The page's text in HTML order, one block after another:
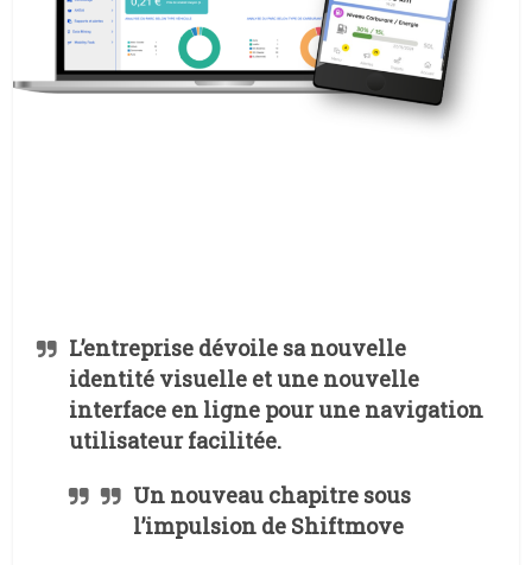
L’entreprise dévoile sa nouvelle
identité visuelle et une nouvelle
interface en ligne pour une navigation
utilisateur facilitée.
Un nouveau chapitre sous
l’impulsion de Shiftmove